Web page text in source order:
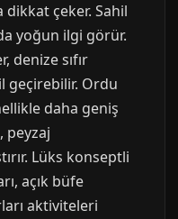
dikkat çeker. Sahil
yoğun ilgi görür.
denize sıfır
geçirebilir. Ordu
daha geniş
peyzaj
Lüks konseptli
açık büfe
aktiviteleri